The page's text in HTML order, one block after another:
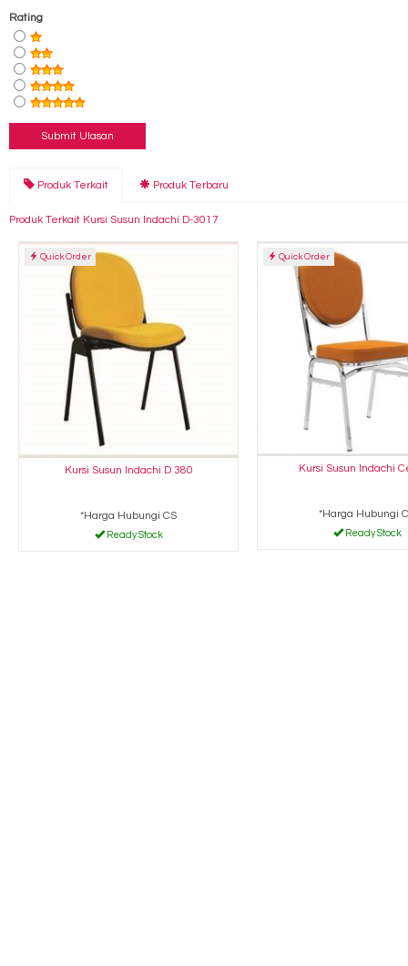
Rating
Produk Terkait Produk Terbaru
Produk Terkait Kursi Susun Indachi D-3017
Quick Order
Kursi Susun Indachi D 380
*Harga Hubungi CS
Ready Stock
Quick Order
Kursi Susun Indachi
*Harga Hubungi
Ready Stock